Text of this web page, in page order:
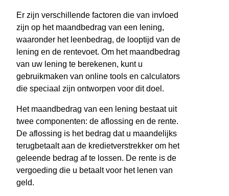
Er zijn verschillende factoren die van invloed
zijn op het maandbedrag van een lening,
waaronder het leenbedrag, de looptijd van de
lening en de rentevoet. Om het maandbedrag
van uw lening te berekenen, kunt u
gebruikmaken van online tools en calculators
die speciaal zijn ontworpen voor dit doel.
Het maandbedrag van een lening bestaat uit
twee componenten: de aflossing en de rente.
De aflossing is het bedrag dat u maandelijks
terugbetaalt aan de kredietverstrekker om het
geleende bedrag af te lossen. De rente is de
vergoeding die u betaalt voor het lenen van
geld.